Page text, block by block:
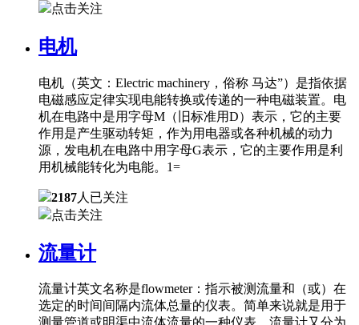
点击关注
电机
电机（英文：Electric machinery，俗称 马达”）是指依据
电磁感应定律实现电能转换或传递的一种电磁装置。电
机在电路中是用字母M（旧标准用D）表示，它的主要
作用是产生驱动转矩，作为用电器或各种机械的动力
源，发电机在电路中用字母G表示，它的主要作用是利
用机械能转化为电能。1=
2187人已关注
点击关注
流量计
流量计英文名称是flowmeter：指示被测流量和（或）在
选定的时间间隔内流体总量的仪表。简单来说就是用于